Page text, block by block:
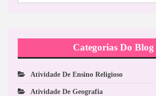
Categorias Do Blog
Atividade De Ensino Religioso
Atividade De Geografia